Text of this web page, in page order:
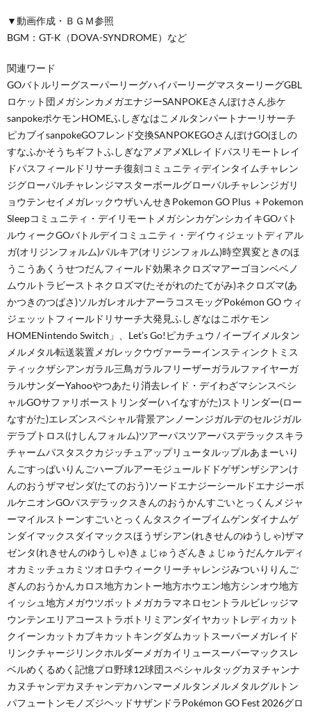
▼動画作成・ＢＧＭ参照
BGM：GT-K（DOVA-SYNDROME）など
関連ワード
GOバトルリーグスーパーリーグハイパーリーグマスターリーグGBL
ロケット団メガシンカメガエナジーSANPOKEさんぽけさん歩ケ
sanpokeポケモンHOMEふしぎなはこメルタンパートナーリサーチ
ピカブイsanpokeGOフレンド交換SANPOKEGOさんぽけGOほしの
すなふかそうちギフトふしぎなアメアメXLレイドパスリモートレイ
ドパスフィールドリサーチ復刻コミュニティデインタイムチャレン
ジグローバルチャレンジマスターボールグローバルチャレンジガリ
ョウテンセイメガレックウザいんせきPokemon GO Plus ＋Pokemon
Sleepコミュニティ・デイリモートメガシンカゲンシカイキGOバト
ルウィークGOバトルデイコミュニティ・デイウィジェットディアル
ガ(オリジンフォルム)パルキア(オリジンフォルム)時空異変ときのほ
うこうあくうせつだんフィールド効果ネクロズマアーゴヨンベベノ
ムウルトラビーストネクロズマ(たそがれのたてがみ)ネクロズマ(あ
かつきのつばさ)ソルガレオルナアーラコスモッグPokémon GO ウィ
ジェッットフィールドリサーチ大発見ふしぎなはこポケモン
HOMENintendo Switch」、Let’s Go!ピカチュウ / イーブイメルタン
メルメタル転送装置メガレックウヴァーラーインスティンクトミス
ティックザシアンガラル三鳥ガラルフリーザーガラルファイヤーガ
ラルサンダーYahooやつあたり消去レイド・デイわざマシンスペシ
ャルGOサファリボーストリンダー(ハイなすがた)ストリンダー(ロー
なすがた)エレズンスペシャル背景アンノーンジガルデのセルジガル
デラブトロス(けしんフォルム)ツアーパスツアーパスデラックスキラ
チャームパスタスクカジッチュアップリュータルップルあまーいり
んごすっぱいりんごハーブルアーモジュールドドゲザンザシアンけ
んのおうザマゼンダ(たてのおう)ソードエナジーシールドエナジーボ
ルケニオンGOパスデラックスきんのおうかんすごいとっくんメジャ
ーマイルストーンすごいとっくんタスクイーブイムゲンダイナムゲ
ンダイマックスダイマックスほうザシアン(れきせんのゆうしゃ)ザマ
ゼンタ(れきせんのゆうしゃ)きょじゅうざんきょじゅうだんケルディ
オカミッチュカミツオロチウィークリーチャレンジみついりりんご
ぎんのおうかんカロス地方カントー地方ホウエン地方シンオウ地方
イッシュ地方メガウツボットメガカラマネロセントラルビレッジマ
ウンテンエリアコーストラボトリミアンダイヤカットレディカット
クイーンカットカブキカットキングダムカットスーパーメガレイド
リンクチャージリンクホルダーメガカイリュースーパーマックスレ
ベルめくるめく記憶プロ野球12球団スペシャルタッグカヌチャンナ
カヌチャンデカヌチャンデカハンマーメルタンメルメタルグルトン
パフュートンモノズジヘッドサザンドラPokémon GO Fest 2026グロ